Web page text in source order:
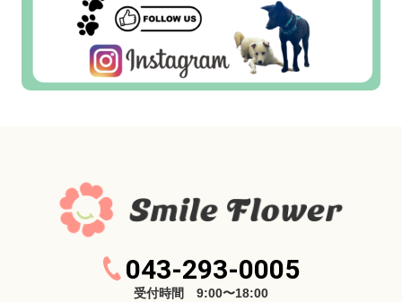
043-293-0005
受付時間 9:00〜18:00